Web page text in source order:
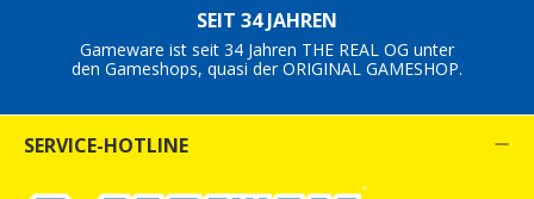
SEIT 34 JAHREN
Gameware ist seit 34 Jahren THE REAL OG unter
den Gameshops, quasi der ORIGINAL GAMESHOP.
SERVICE-HOTLINE